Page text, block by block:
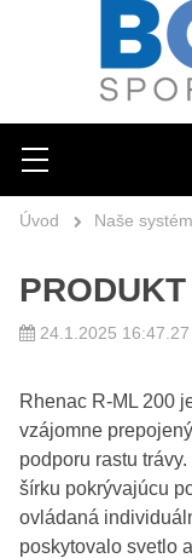
Hľadať
Menu
Úvod Naše
24.1.2025 16:47.27
Rhenac R-ML 200
vzájomne
podporu rastu
šírku pokrývajúcu
ovládaná
poskytovalo svetlo